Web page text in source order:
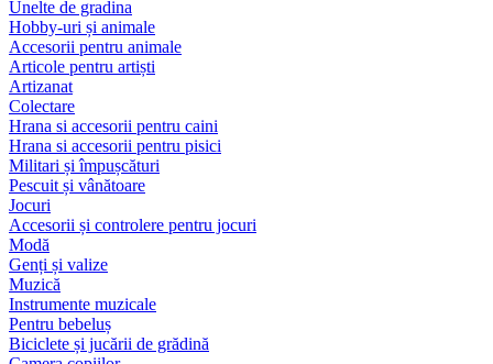
Unelte de gradina
Hobby-uri și animale
Accesorii pentru animale
Articole pentru artiști
Artizanat
Colectare
Hrana si accesorii pentru caini
Hrana si accesorii pentru pisici
Militari și împușcături
Pescuit și vânătoare
Jocuri
Accesorii și controlere pentru jocuri
Modă
Genți și valize
Muzică
Instrumente muzicale
Pentru bebeluș
Biciclete și jucării de grădină